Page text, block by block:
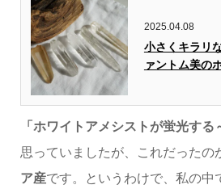
2025.04.08
小さくキラリ
ァントム美の
「ホワイトアメシストが蛍光する
思っていましたが、これだった
ア産です。というわけで、私の中